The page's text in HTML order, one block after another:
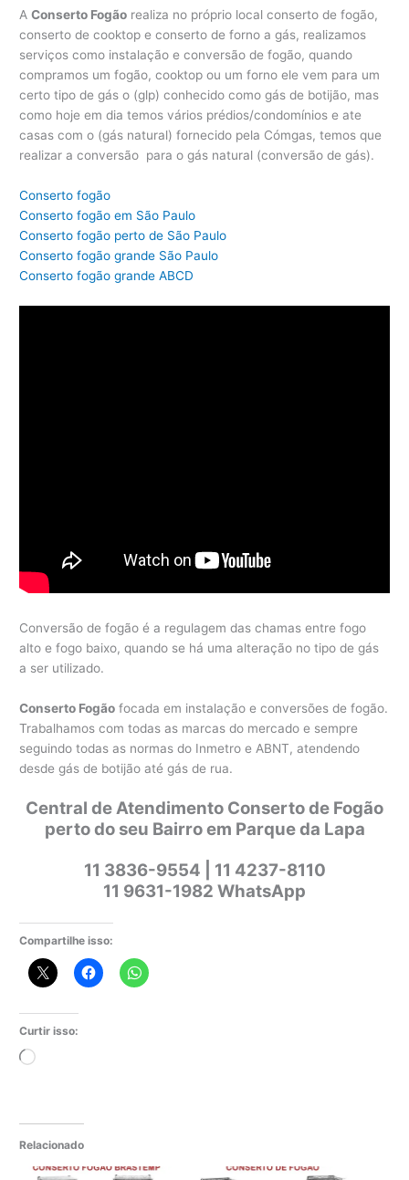
AConserto Fogão realiza no próprio local conserto de fogão,
conserto de cooktop e conserto de forno a gás, realizamos
serviços como instalação e conversão de fogão, quando
compramos um fogão, cooktop ou um forno ele vem para um
certo tipo de gás o (glp) conhecido como gás de botijão, mas
como hoje em dia temos vários prédios/condomínios e ate
casas com o (gás natural) fornecido pela Cómgas, temos que
realizar a conversão para o gás natural (conversão de gás).
Conserto fogão
Conserto fogão em São Paulo
Conserto fogão perto de São Paulo
Conserto fogão grande São Paulo
Conserto fogão grande ABCD
Conversão de fogão é a regulagem das chamas entre fogo
alto e fogo baixo, quando se há uma alteração no tipo de gás
a ser utilizado.
Conserto Fogão focada em instalação e conversões de fogão.
Trabalhamos com todas as marcas do mercado e sempre
seguindo todas as normas do Inmetro e ABNT, atendendo
desde gás de botijão até gás de rua.
Central de Atendimento Conserto de Fogão
perto do seu Bairro em Parque da Lapa
11 3836-9554 | 11 4237-8110
11 9631-1982 WhatsApp
Compartilhe isso:
Curtir isso:
Carregando...
Relacionado